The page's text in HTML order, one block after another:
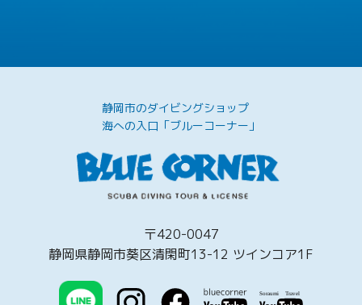
静岡市のダイビングショップ
海への入口「ブルーコーナー」
〒420-0047
静岡県静岡市葵区清閑町13-12 ツインコア1F